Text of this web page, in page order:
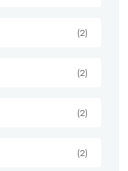
(2)
(2)
(2)
(2)